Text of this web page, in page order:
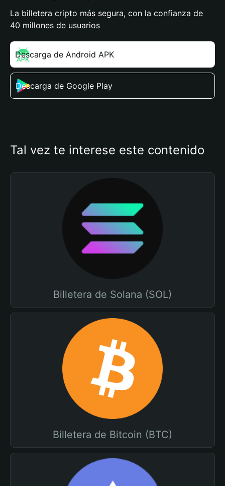
La billetera cripto más segura, con la confianza de
40 millones de usuarios
Descarga de Android APK
Descarga de Google Play
Tal vez te interese este contenido
Billetera de Solana (SOL)
Billetera de Bitcoin (BTC)